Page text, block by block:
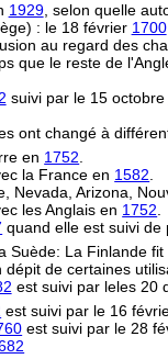
1929, selon quelle
: le 18 février 1700
au regard des
que le reste de
suivi par le 15 octobre
ont changé à
en 1752.
la France en 1582.
Nevada, Arizona,
les Anglais en 1752.
quand elle est suivi de
Suède: La Finlande
de certaines
est suivi par leles 20
est suivi par le 16
est suivi par le 28